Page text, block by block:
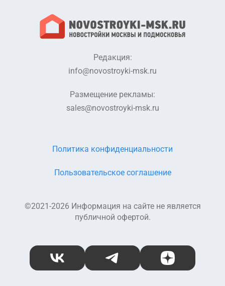
Редакция:
info@novostroyki-msk.ru
Размещение рекламы:
sales@novostroyki-msk.ru
©2021-2026 Информация на сайте не является
публичной офертой.
Пользовательское соглашение
Политика конфиденциальности
ВКонтакте Telegram Дзен